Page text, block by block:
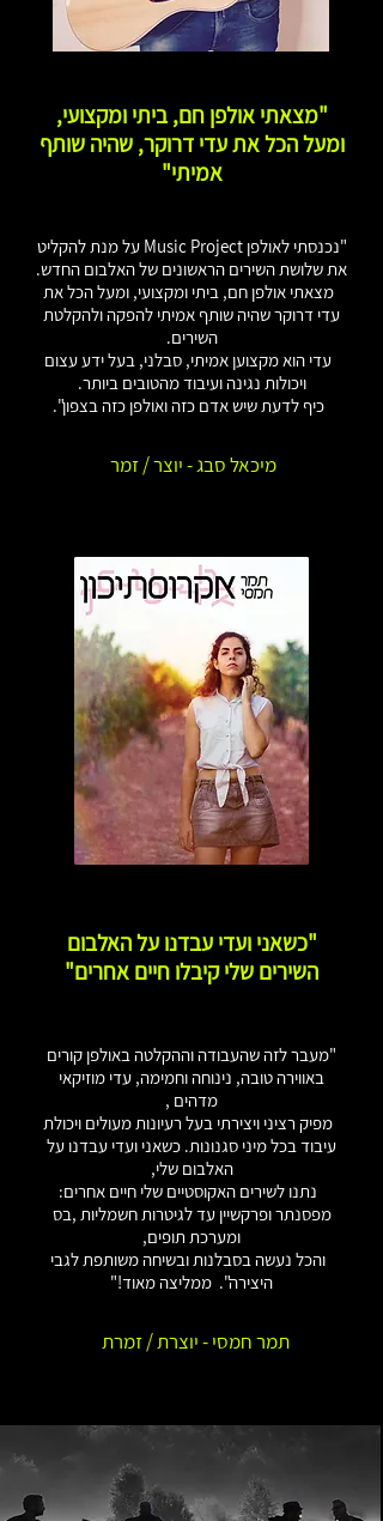
"מצאתי אולפן חם, ביתי ומקצועי,
ומעל הכל את עדי דרוקר, שהיה שותף
אמיתי"
"נכנסתי לאולפן Music Project על מנת להקליט
את שלושת השירים הראשונים של האלבום החדש.
מצאתי אולפן חם, ביתי ומקצועי, ומעל הכל את
עדי דרוקר שהיה שותף אמיתי להפקה ולהקלטת
השירים.
עדי הוא מקצוען אמיתי, סבלני, בעל ידע עצום
ויכולות נגינה ועיבוד מהטובים ביותר.
כיף לדעת שיש אדם כזה ואולפן כזה בצפון".
מיכאל סבג - יוצר / זמר
"כשאני ועדי עבדנו על האלבום
השירים שלי קיבלו חיים אחרים"
"מעבר לזה שהעבודה וההקלטה באולפן קורים
באווירה טובה, נינוחה וחמימה, עדי מוזיקאי
מדהים ,
מפיק רציני ויצירתי בעל רעיונות מעולים ויכולת
עיבוד בכל מיני סגנונות. כשאני ועדי עבדנו על
האלבום שלי,
נתנו לשירים האקוסטיים שלי חיים אחרים:
מפסנתר ופרקשיין עד לגיטרות חשמליות ,בס
ומערכת תופים,
והכל נעשה בסבלנות ובשיחה משותפת לגבי
היצירה". ממליצה מאוד!"
תמר חמסי - יוצרת / זמרת